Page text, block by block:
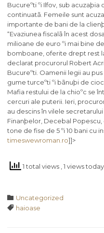
Bucureºti ºi Ilfov, sub
continuatã. Femeile sunt
importante de bani de la
“Evaziunea fiscalã în acest
milioane de euro ºi mai bine
bomboane, oferite drept rest
declarat procurorul Robert
Bucureºti. Oamenii legii au
gume turceºti ºi bãnuþi de
Mafia restului de la chioºc se
cercuri ale puterii. Ieri,
au descins în vilele
Finanþelor, Decebal
tone de fise de 5 ºi 10 bani cu
timeswewroman.ro]]>
1 total views , 1 views today
 Category
Uncategorized
 Tags
haioase